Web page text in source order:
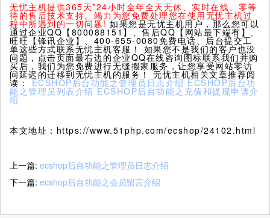
无忧主机提供365天*24小时全年全天无休、实时在线、零等
待的售后技术支持。竭力为您免费处理您在使用无忧主机过
程中所遇到的一切问题!如果您是无忧主机用户，那么您可以
通过企业QQ【800088151】、售后QQ【网站最下端有】、
旺旺【锋讯企业】、400-655-0080免费电话、后台提交工
单这些方式联系无忧主机客服！ 如果您不是我们的客户也没
问题，点击页面最右边的企业QQ在线咨询图标联系我们并购
买后，我们为您免费进行无缝搬家服务，让您享受网站零访
问延迟的迁移到无忧主机的服务！ 无忧主机相关文章推荐阅
读：ECSHOP后台功能之管理员日志介绍 ECSHOP后台功
能之管理员列表介绍 ECSHOP后台功能之充值和提现申请介
绍
本文地址：https://www.51php.com/ecshop/24102.html
上一篇: ecshop后台功能之管理员日志介绍
下一篇: ecshop后台功能之会员留言介绍